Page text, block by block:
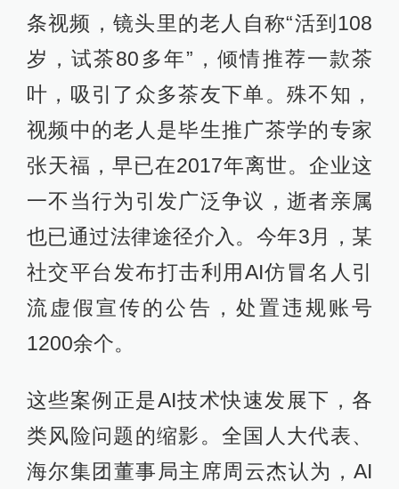
条视频，镜头里的老人自称“活到108
岁，试茶80多年”，倾情推荐一款茶
叶，吸引了众多茶友下单。殊不知，
视频中的老人是毕生推广茶学的专家
张天福，早已在2017年离世。企业这
一不当行为引发广泛争议，逝者亲属
也已通过法律途径介入。今年3月，某
社交平台发布打击利用AI仿冒名人引
流虚假宣传的公告，处置违规账号
1200余个。
这些案例正是AI技术快速发展下，各
类风险问题的缩影。全国人大代表、
海尔集团董事局主席周云杰认为，AI